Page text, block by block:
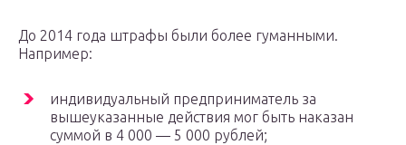
До 2014 года штрафы были более гуманными.
Например:
индивидуальный предприниматель за
вышеуказанные действия мог быть наказан
суммой в 4 000 — 5 000 рублей;